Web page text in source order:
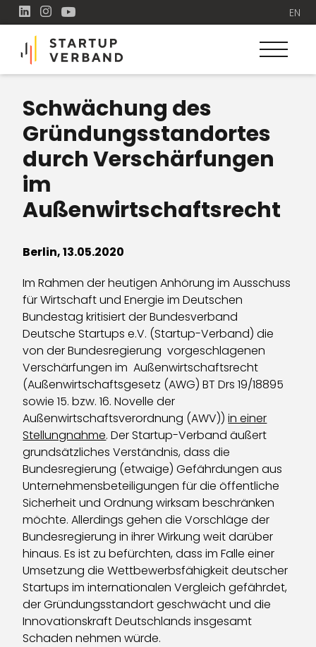
EN
Schwächung des
Gründungsstandortes
durch Verschärfungen
im
Außenwirtschaftsrecht
Berlin, 13.05.2020
Im Rahmen der heutigen Anhörung im Ausschuss
für Wirtschaft und Energie im Deutschen
Bundestag kritisiert der Bundesverband
Deutsche Startups e.V. (Startup-Verband) die
von der Bundesregierung vorgeschlagenen
Verschärfungen im Außenwirtschaftsrecht
(Außenwirtschaftsgesetz (AWG) BT Drs 19/18895
sowie 15. bzw. 16. Novelle der
Außenwirtschaftsverordnung (AWV))in einer
Stellungnahme. Der Startup-Verband äußert
grundsätzliches Verständnis, dass die
Bundesregierung (etwaige) Gefährdungen aus
Unternehmensbeteiligungen für die öffentliche
Sicherheit und Ordnung wirksam beschränken
möchte. Allerdings gehen die Vorschläge der
Bundesregierung in ihrer Wirkung weit darüber
hinaus. Es ist zu befürchten, dass im Falle einer
Umsetzung die Wettbewerbsfähigkeit deutscher
Startups im internationalen Vergleich gefährdet,
der Gründungsstandort geschwächt und die
Innovationskraft Deutschlands insgesamt
Schaden nehmen würde.